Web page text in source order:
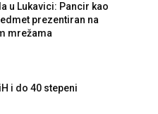
u Lukavici: Pancir kao
prezentiran na
mrežama
i do 40 stepeni